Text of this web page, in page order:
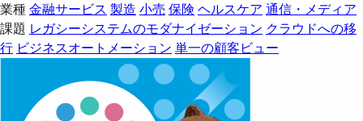
業種金融サービス 製造 小売 保険 ヘルスケア 通信・メディア
課題 レガシーシステムのモダナイゼーション クラウドへの移
行 ビジネスオートメーション 単一の顧客ビュー